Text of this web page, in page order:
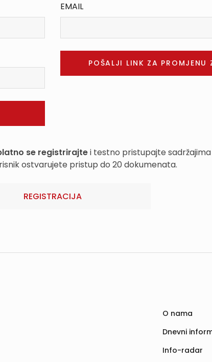
EMAIL
se registrirajtei testno pristupajte sadržajima
ostvarujete pristup do 20 dokumenata.
REGISTRACIJA
O nama
Dnevni
Info-radar